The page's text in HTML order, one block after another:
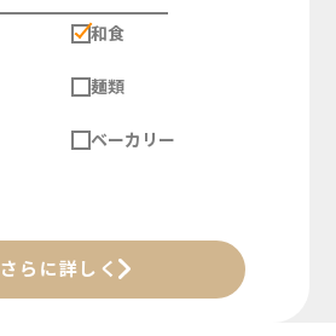
和食
麺類
ベーカリー
さらに詳しく